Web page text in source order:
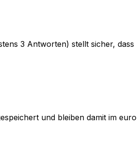
3 Antworten) stellt sicher,
und bleiben damit im